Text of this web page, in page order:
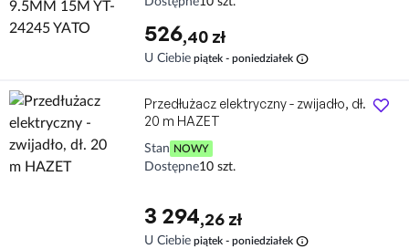
526,40 zł
U Ciebie piątek - poniedziałek info
Przedłużacz elektryczny - zwijadło, dł.
20 m HAZET
Stan NOWY
Dostępne10 szt.
3 294,26 zł
U Ciebie piątek - poniedziałek info